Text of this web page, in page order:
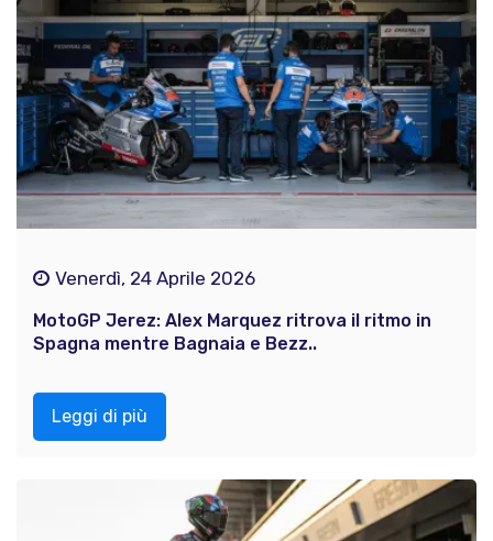
Venerdì, 24 Aprile 2026
MotoGP Jerez: Alex Marquez ritrova il ritmo in
Spagna mentre Bagnaia e Bezz..
Leggi di più